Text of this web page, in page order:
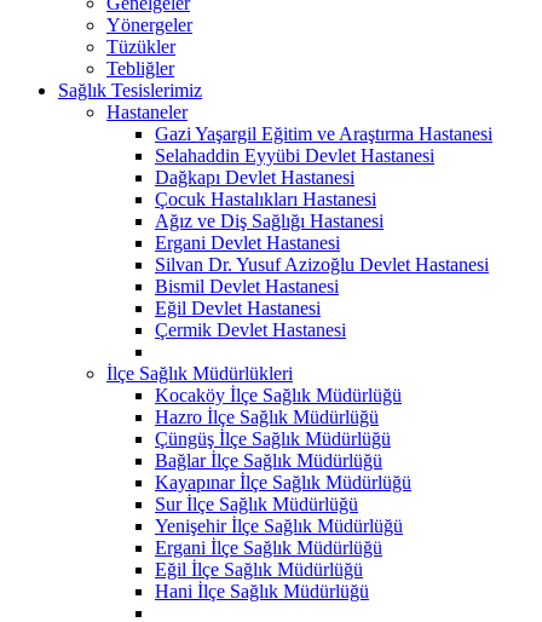
Yönergeler
Tüzükler
Tebliğler
Sağlık Tesislerimiz
Hastaneler
Gazi Yaşargil Eğitim ve Araştırma Hastanesi
Selahaddin Eyyübi Devlet Hastanesi
Dağkapı Devlet Hastanesi
Çocuk Hastalıkları Hastanesi
Ağız ve Diş Sağlığı Hastanesi
Ergani Devlet Hastanesi
Silvan Dr. Yusuf Azizoğlu Devlet Hastanesi
Bismil Devlet Hastanesi
Eğil Devlet Hastanesi
Çermik Devlet Hastanesi
İlçe Sağlık Müdürlükleri
Kocaköy İlçe Sağlık Müdürlüğü
Hazro İlçe Sağlık Müdürlüğü
Çüngüş İlçe Sağlık Müdürlüğü
Bağlar İlçe Sağlık Müdürlüğü
Kayapınar İlçe Sağlık Müdürlüğü
Sur İlçe Sağlık Müdürlüğü
Yenişehir İlçe Sağlık Müdürlüğü
Ergani İlçe Sağlık Müdürlüğü
Eğil İlçe Sağlık Müdürlüğü
Hani İlçe Sağlık Müdürlüğü